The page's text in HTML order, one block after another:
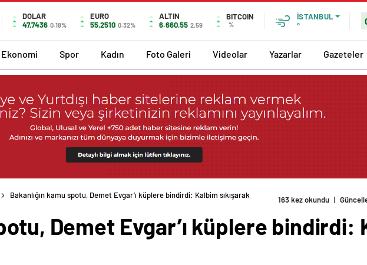
DOLAR
47,7436 0.18%
EURO
55,2510 0.32%
ALTIN
6.660,55 2,59
BITCOIN
%
İSTANBUL
°
Ekonomi Spor Kadın Foto Galeri Videolar Yazarlar Gazeteler
Bakanlığın kamu spotu, Demet Evgar’ı küplere bindirdi: Kalbim sıkışarak
163 kez okundu |
Demet Evgar’ı küplere bindirdi: